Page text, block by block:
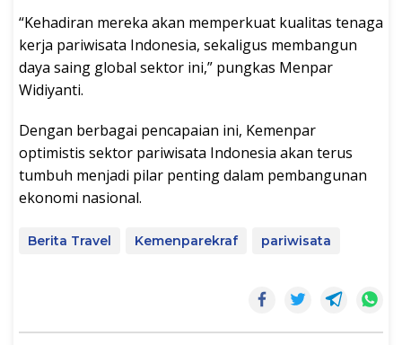
“Kehadiran mereka akan memperkuat kualitas tenaga
kerja pariwisata Indonesia, sekaligus membangun
daya saing global sektor ini,” pungkas Menpar
Widiyanti.
Dengan berbagai pencapaian ini, Kemenpar
optimistis sektor pariwisata Indonesia akan terus
tumbuh menjadi pilar penting dalam pembangunan
ekonomi nasional.
Berita Travel Kemenparekraf pariwisata